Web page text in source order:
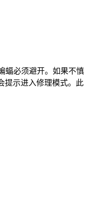
蝠必须避开。如果不慎
提示进入修理模式。此